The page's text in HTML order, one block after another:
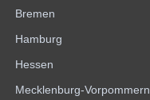
Bremen
Hamburg
Hessen
Mecklenburg-Vorpommern